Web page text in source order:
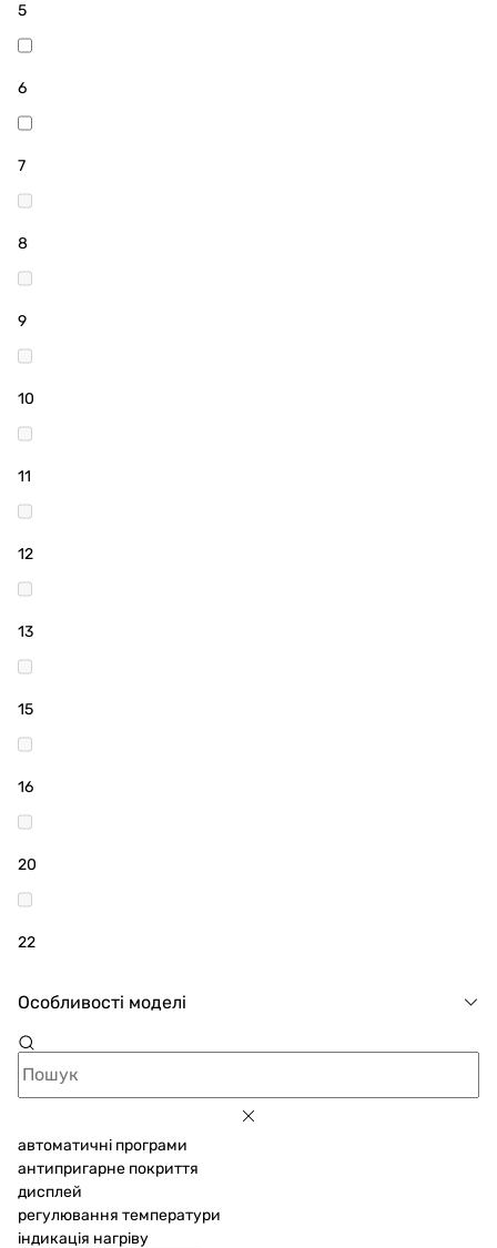
5
6
7
8
9
10
11
12
13
15
16
20
22
Особливості моделі
автоматичні програми
антипригарне покриття
дисплей
регулювання температури
індикація нагріву